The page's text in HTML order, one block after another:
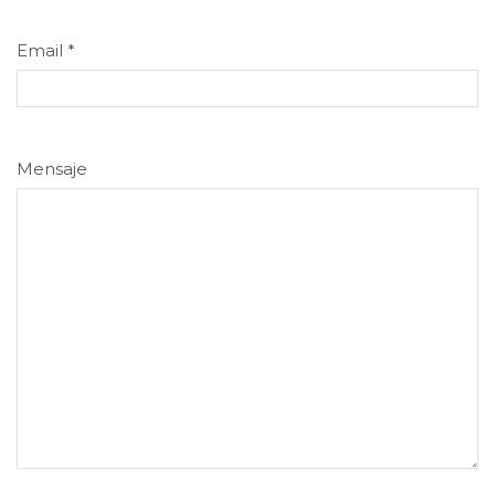
Email *
Mensaje